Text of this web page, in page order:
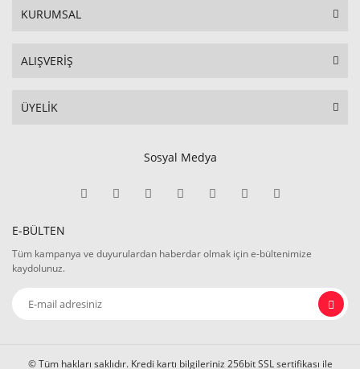
KURUMSAL
ALIŞVERİŞ
ÜYELİK
Sosyal Medya
E-BÜLTEN
Tüm kampanya ve duyurulardan haberdar olmak için e-bültenimize
kaydolunuz.
© Tüm hakları saklıdır. Kredi kartı bilgileriniz 256bit SSL sertifikası ile